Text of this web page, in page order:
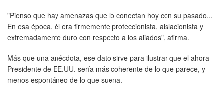
"Pienso que hay amenazas que lo conectan hoy con su pasado...
En esa época, él era firmemente proteccionista, aislacionista y
extremadamente duro con respecto a los aliados", afirma.
Más que una anécdota, ese dato sirve para ilustrar que el ahora
Presidente de EE.UU. sería más coherente de lo que parece, y
menos espontáneo de lo que suena.